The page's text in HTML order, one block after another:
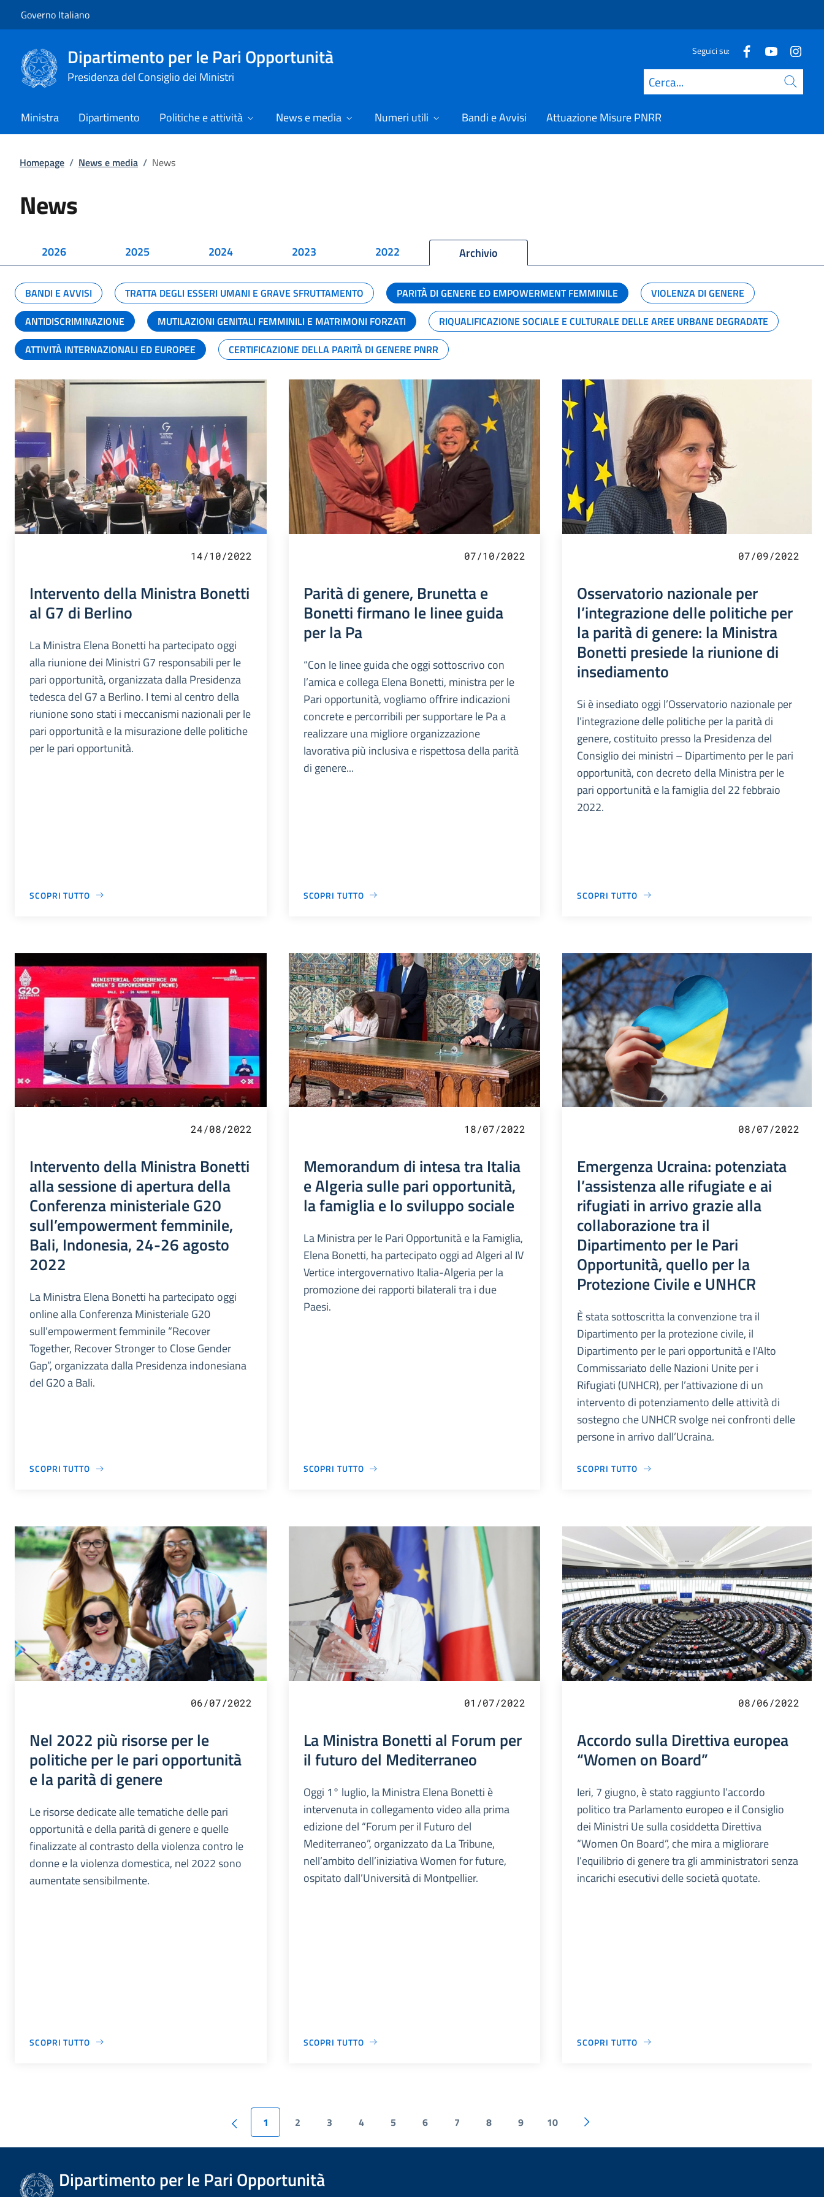
Governo Italiano
Dipartimento per le Pari Opportunità
Presidenza del Consiglio dei Ministri
Seguici su:
Cerca
Ministra Dipartimento Politiche e attività News e media Numeri utili Bandi e Avvisi Attuazione Misure PNRR
Homepage / News e media / News
News
2026 2025 2024 2023 2022 Archivio
BANDI E AVVISI TRATTA DEGLI ESSERI UMANI E GRAVE SFRUTTAMENTO PARITÀ DI GENERE ED EMPOWERMENT FEMMINILE
VIOLENZA DI GENERE
ANTIDISCRIMINAZIONE
MUTILAZIONI GENITALI FEMMINILI E MATRIMONI FORZATI
RIQUALIFICAZIONE SOCIALE E CULTURALE DELLE AREE URBANE DEGRADATE
ATTIVITÀ INTERNAZIONALI ED EUROPEE
CERTIFICAZIONE DELLA PARITÀ DI GENERE PNRR
14/10/2022
Intervento della Ministra Bonetti
al G7 di Berlino
La Ministra Elena Bonetti ha partecipato oggi
alla riunione dei Ministri G7 responsabili per le
pari opportunità, organizzata dalla Presidenza
tedesca del G7 a Berlino. I temi al centro della
riunione sono stati i meccanismi nazionali per le
pari opportunità e la misurazione delle politiche
per le pari opportunità.
SCOPRI TUTTO
07/10/2022
Parità di genere, Brunetta e
Bonetti firmano le linee guida
per la Pa
“Con le linee guida che oggi sottoscrivo con
l’amica e collega Elena Bonetti, ministra per le
Pari opportunità, vogliamo offrire indicazioni
concrete e percorribili per supportare le Pa a
realizzare una migliore organizzazione
lavorativa più inclusiva e rispettosa della parità
di genere...
SCOPRI TUTTO
07/09/2022
Osservatorio nazionale per
l’integrazione delle politiche per
la parità di genere: la Ministra
Bonetti presiede la riunione di
insediamento
Si è insediato oggi l’Osservatorio nazionale per
l’integrazione delle politiche per la parità di
genere, costituito presso la Presidenza del
Consiglio dei ministri – Dipartimento per le pari
opportunità, con decreto della Ministra per le
pari opportunità e la famiglia del 22 febbraio
2022.
SCOPRI TUTTO
24/08/2022
Intervento della Ministra Bonetti
alla sessione di apertura della
Conferenza ministeriale G20
sull’empowerment femminile,
Bali, Indonesia, 24-26 agosto
2022
La Ministra Elena Bonetti ha partecipato oggi
online alla Conferenza Ministeriale G20
sull’empowerment femminile “Recover
Together, Recover Stronger to Close Gender
Gap”, organizzata dalla Presidenza indonesiana
del G20 a Bali.
SCOPRI TUTTO
18/07/2022
Memorandum di intesa tra Italia
e Algeria sulle pari opportunità,
la famiglia e lo sviluppo sociale
La Ministra per le Pari Opportunità e la Famiglia,
Elena Bonetti, ha partecipato oggi ad Algeri al IV
Vertice intergovernativo Italia-Algeria per la
promozione dei rapporti bilaterali tra i due
Paesi.
SCOPRI TUTTO
08/07/2022
Emergenza Ucraina: potenziata
l’assistenza alle rifugiate e ai
rifugiati in arrivo grazie alla
collaborazione tra il
Dipartimento per le Pari
Opportunità, quello per la
Protezione Civile e UNHCR
È stata sottoscritta la convenzione tra il
Dipartimento per la protezione civile, il
Dipartimento per le pari opportunità e l’Alto
Commissariato delle Nazioni Unite per i
Rifugiati (UNHCR), per l’attivazione di un
intervento di potenziamento delle attività di
sostegno che UNHCR svolge nei confronti delle
persone in arrivo dall’Ucraina.
SCOPRI TUTTO
06/07/2022
Nel 2022 più risorse per le
politiche per le pari opportunità
e la parità di genere
Le risorse dedicate alle tematiche delle pari
opportunità e della parità di genere e quelle
finalizzate al contrasto della violenza contro le
donne e la violenza domestica, nel 2022 sono
aumentate sensibilmente.
SCOPRI TUTTO
01/07/2022
La Ministra Bonetti al Forum per
il futuro del Mediterraneo
Oggi 1° luglio, la Ministra Elena Bonetti è
intervenuta in collegamento video alla prima
edizione del “Forum per il Futuro del
Mediterraneo”, organizzato da La Tribune,
nell’ambito dell’iniziativa Women for future,
ospitato dall’Università di Montpellier.
SCOPRI TUTTO
08/06/2022
Accordo sulla Direttiva europea
“Women on Board”
Ieri, 7 giugno, è stato raggiunto l’accordo
politico tra Parlamento europeo e il Consiglio
dei Ministri Ue sulla cosiddetta Direttiva
“Women On Board”, che mira a migliorare
l’equilibrio di genere tra gli amministratori senza
incarichi esecutivi delle società quotate.
SCOPRI TUTTO
1 2 3 4 5 6 7 8 9 10
Dipartimento per le Pari Opportunità